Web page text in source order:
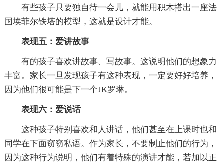
有些孩子只要独自待一会儿，就能用积木搭出一座法
国埃菲尔铁塔的模型，这就是设计才能。
表现五：爱讲故事
有的孩子喜欢讲故事、写故事。这说明他们的想象力
丰富。家长一旦发现孩子有这种表现，一定要好好培养，
因为他们很可能是下一个JK罗琳。
表现六：爱说话
这种孩子特别喜欢和人讲话，他们甚至在上课时也和
同学在下面窃窃私语。作为家长，不要制止他们的行为，
因为这种行为说明，他们有着特殊的演讲才能，若加以正